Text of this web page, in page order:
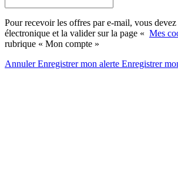
Pour recevoir les offres par e-mail, vous devez
électronique et la valider sur la page « Mes
rubrique « Mon compte »
AnnulerEnregistrer mon alerte Enregistrer